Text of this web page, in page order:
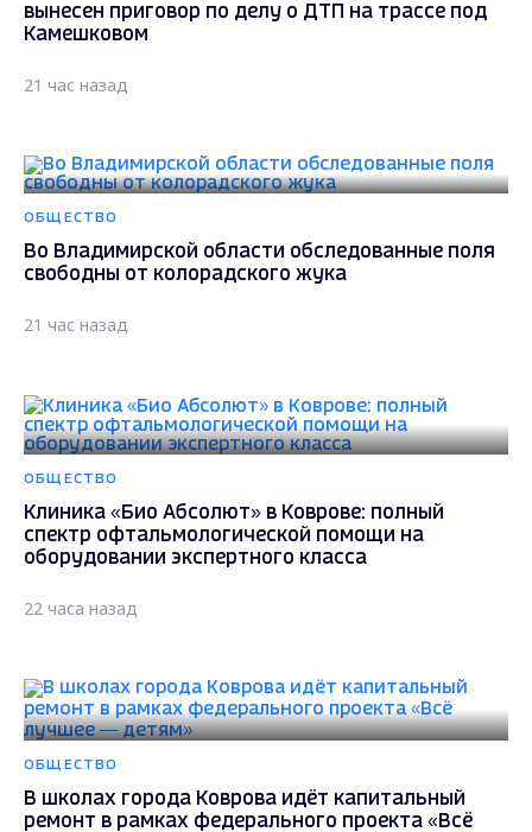
вынесен приговор по делу о ДТП на трассе под
Камешковом
21 час назад
ОБЩЕСТВО
Во Владимирской области обследованные поля
свободны от колорадского жука
21 час назад
ОБЩЕСТВО
Клиника «Био Абсолют» в Коврове: полный
спектр офтальмологической помощи на
оборудовании экспертного класса
22 часа назад
ОБЩЕСТВО
В школах города Коврова идёт капитальный
ремонт в рамках федерального проекта «Всё